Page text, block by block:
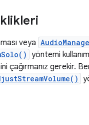
veya
yöntemi
çağırmanız gerekir.